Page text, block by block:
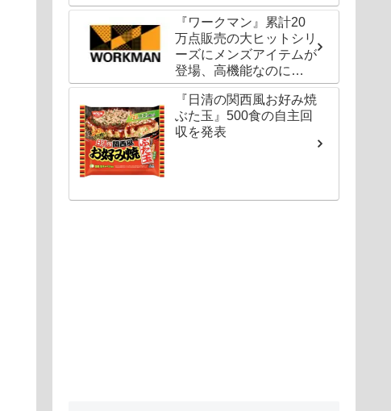
ールも
『ワークマン』累計20
万点販売の大ヒットシリ
ーズにメンズアイテムが
登場、高機能なのに
1000円以下〜の圧倒的
コスパ
『日清の関西風お好み焼
ぶた玉』500食の自主回
収を発表